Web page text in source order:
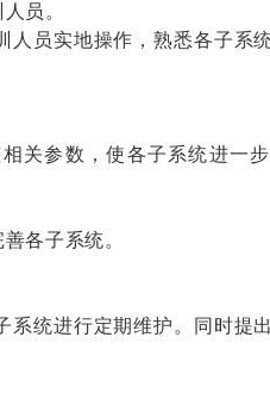
员。
人员实地操作，熟悉各子系
关参数，使各子系统进一
各子系统。
统进行定期维护。同时提